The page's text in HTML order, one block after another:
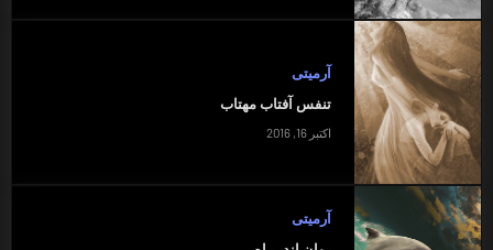
آرمیتی
تنفس آفتاب مهتاب
اکتبر 16, 2016
آرمیتی